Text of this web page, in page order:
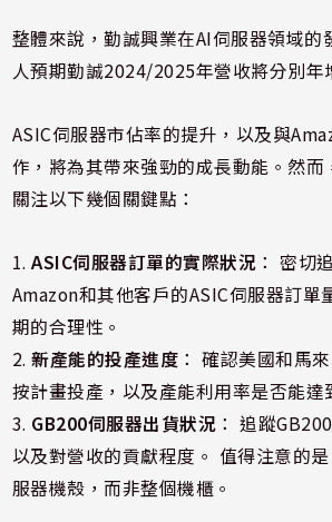
整體來說，勤誠興業在AI伺服器領域的
人預期勤誠2024/2025年營收將分別年
ASIC伺服器市佔率的提升，以及與
作，將為其帶來強勁的成長動能。然
關注以下幾個關鍵點：
1.ASIC伺服器訂單的實際狀況 ： 密切
Amazon和其他客戶的ASIC伺服器訂單
期的合理性。
2.新產能的投產進度 ： 確認美國和馬
按計畫投產，以及產能利用率是否能達
3. GB200伺服器出貨狀況 ： 追蹤
以及對營收的貢獻程度。 值得注意的
服器機殼，而非整個機櫃。